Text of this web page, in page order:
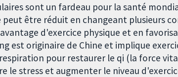
sont un fardeau pour la santé
peut être réduit en changeant plusieurs
d'exercice physique et en
est originaire de Chine et implique
pour restaurer le qi (la force
le stress et augmenter le niveau